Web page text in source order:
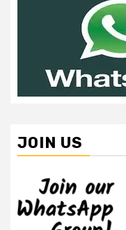
JOIN US